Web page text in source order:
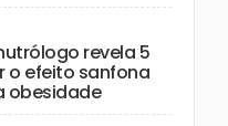
revela 5
o efeito sanfona
obesidade